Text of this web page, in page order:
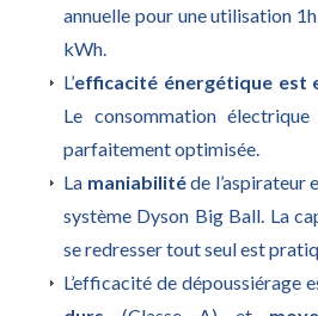
annuelle pour une utilisation
kWh.
L’efficacité énergétique est
Le consommation
parfaitement optimisée.
La maniabilitéde l’aspirateur
système Dyson Big Ball. La
se redresser tout seul est
L’efficacité de dépoussiérage